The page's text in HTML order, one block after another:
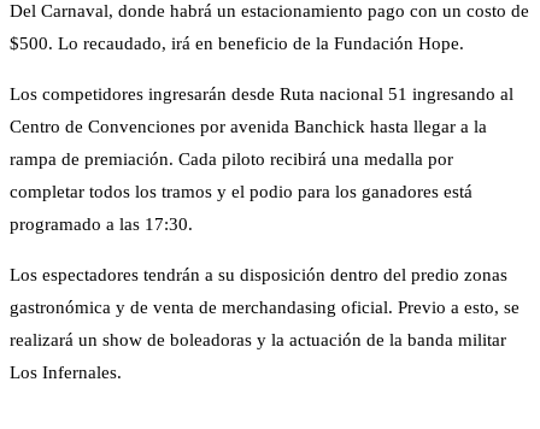
Del Carnaval, donde habrá un estacionamiento pago con un costo de
$500. Lo recaudado, irá en beneficio de la Fundación Hope.
Los competidores ingresarán desde Ruta nacional 51 ingresando al
Centro de Convenciones por avenida Banchick hasta llegar a la
rampa de premiación. Cada piloto recibirá una medalla por
completar todos los tramos y el podio para los ganadores está
programado a las 17:30.
Los espectadores tendrán a su disposición dentro del predio zonas
gastronómica y de venta de merchandasing oficial. Previo a esto, se
realizará un show de boleadoras y la actuación de la banda militar
Los Infernales.